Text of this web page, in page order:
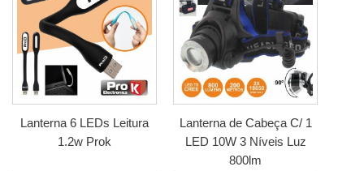
Lanterna 6 LEDs Leitura
1.2w Prok
Lanterna de Cabeça C/ 1
LED 10W 3 Níveis Luz
800lm